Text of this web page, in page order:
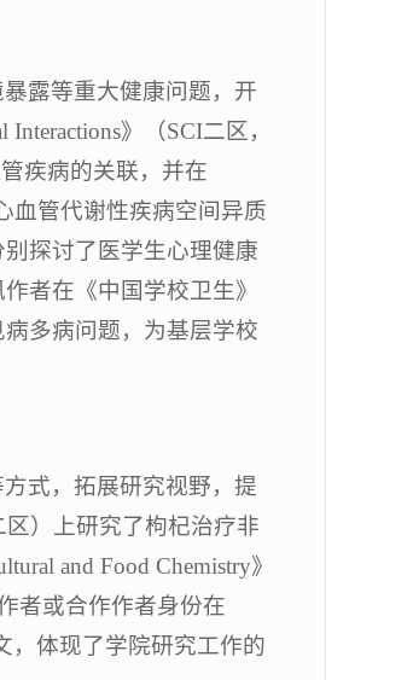
露等重大健康问题，开
》（SCI二区，
疾病的关联，并在
血管代谢性疾病空间异质
探讨了医学生心理健康
者在《中国学校卫生》
多病问题，为基层学校
式，拓展研究视野，提
区）上研究了枸杞治疗非
and Food Chemistry》
者或合作作者身份在
，体现了学院研究工作的